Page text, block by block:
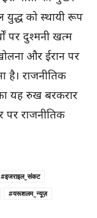
युद्ध को स्थायी रूप
पर दुश्मनी खत्म
और ईरान पर
है। राजनीतिक
यह रुख बरकरार
पर राजनीतिक
#इजराइल_संकट
#यरूशलम_न्यूज़